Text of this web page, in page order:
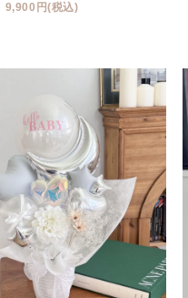
9,900円(税込)